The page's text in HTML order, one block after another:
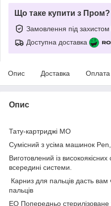
Що таке купити з Пром?
Замовлення під захистом
Доступна доставка
Опис Доставка Оплата
Опис
Тату-картриджі MO
Сумісний з усіма машинок
Виготовлений із
всередині системи.
Карниз для пальців дасть вам
пальців
ЕО Попередньо стерилізоване